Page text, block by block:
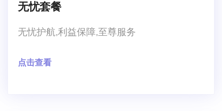
无忧套餐
无忧护航,利益保障,至尊服务
点击查看